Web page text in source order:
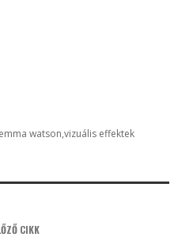
emma watson vizuális effektek
CIKK